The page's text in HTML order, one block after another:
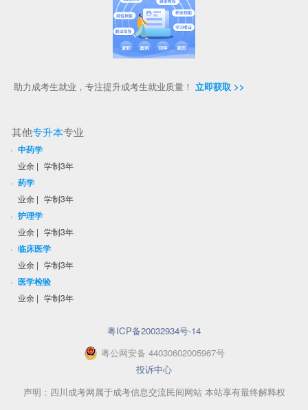
助力成考生就业，专注提升成考生就业质量！ 立即获取 >>
其他专升本专业
· 中药学
业余 | 学制3年
· 药学
业余 | 学制3年
· 护理学
业余 | 学制3年
· 临床医学
业余 | 学制3年
· 医学检验
业余 | 学制3年
粤ICP备20032934号-14
粤公网安备 44030602005967号
投诉中心
声明：四川成考网属于成考信息交流民间网站 本站享有最终解释权